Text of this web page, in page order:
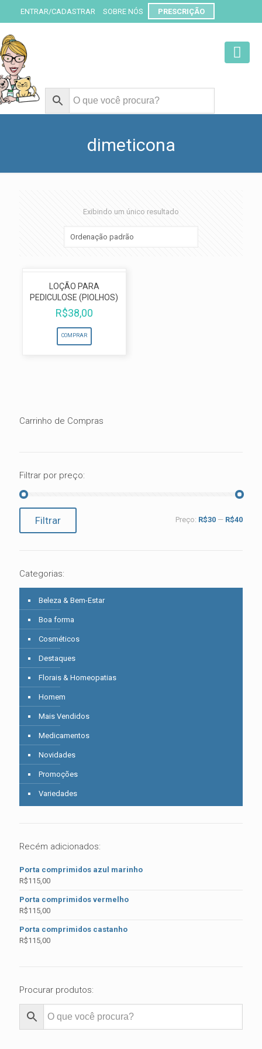
ENTRAR/CADASTRAR SOBRE NÓS PRESCRIÇÃO
dimeticona
Exibindo um único resultado
LOÇÃO PARA
PEDICULOSE (PIOLHOS)
R$38,00
COMPRAR
Carrinho de Compras
Filtrar por preço:
mínimo
máximoFiltrar Preço: R$30 — R$40
Categorias:
Beleza & Bem-Estar
Boa forma
Cosméticos
Destaques
Florais & Homeopatias
Homem
Mais Vendidos
Medicamentos
Novidades
Promoções
Variedades
Recém adicionados:
Porta comprimidos azul marinho
R$115,00
Porta comprimidos vermelho
R$115,00
Porta comprimidos castanho
R$115,00
Procurar produtos: